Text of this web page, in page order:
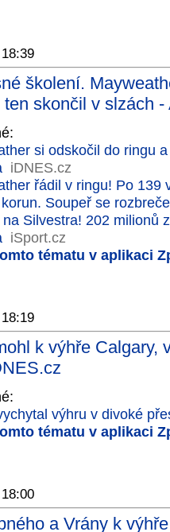
školení.
skončil v slzách -
si odskočil do ringu
iDNES.cz
řádil v ringu! Po 139
Soupeř se
Silvestra! 202 milionů
iSport.cz
tématu v aplikaci
k výhře Calgary,
výhru v divoké
tématu v aplikaci
a Vrány k